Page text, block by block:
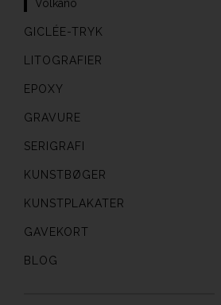
Volkano
GICLÉE-TRYK
LITOGRAFIER
EPOXY
GRAVURE
SERIGRAFI
KUNSTBØGER
KUNSTPLAKATER
GAVEKORT
BLOG